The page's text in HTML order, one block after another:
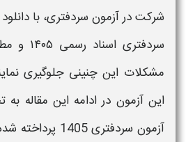
شرکت درآزمون سردفتری، با
سردفتری اسناد رسمی ۱۴۰۵
و
مشکلات این چنینی جلوگیری
اینآزمون در ادامه این مقاله
آزمون سردفتری 1405
پرداخته